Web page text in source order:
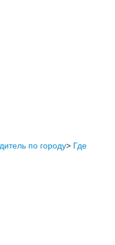
по городу> Где